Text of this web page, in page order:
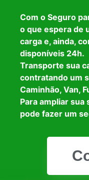
Com o Seguro
o que espera de
carga e, ainda,
disponíveis 24h.
Transporte sua
contratando um
Caminhão, Van,
Para ampliar
pode fazer um